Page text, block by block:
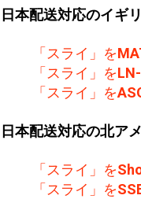
日本配送対応のイギ
「スライ」を
「スライ」を
「スライ」を
日本配送対応の北ア
「スライ」を
「スライ」を